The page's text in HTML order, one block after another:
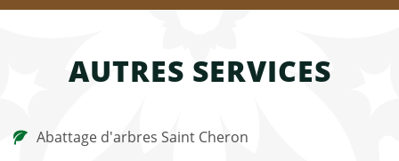
AUTRES SERVICES
Abattage d'arbres Saint Cheron